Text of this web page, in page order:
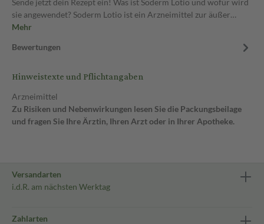
Sende jetzt dein Rezept ein! Was ist Soderm Lotio und wofür wird
sie angewendet? Soderm Lotio ist ein Arzneimittel zur äußer…
Mehr
Bewertungen
Hinweistexte und Pflichtangaben
Arzneimittel
Zu Risiken und Nebenwirkungen lesen Sie die Packungsbeilage
und fragen Sie Ihre Ärztin, Ihren Arzt oder in Ihrer Apotheke.
Versandarten
i.d.R. am nächsten Werktag
Zahlarten